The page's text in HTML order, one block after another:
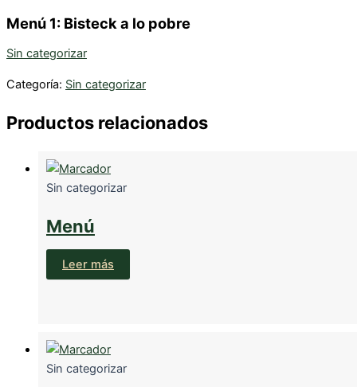
Menú 1: Bisteck a lo pobre
Sin categorizar
Categoría: Sin categorizar
Productos relacionados
Sin categorizar
Menú
Leer más
Sin categorizar